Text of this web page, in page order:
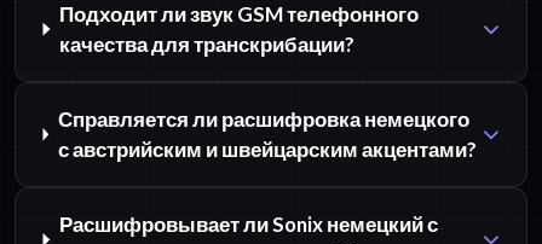
Подходит ли звук GSM телефонного
качества для транскрибации?
Справляется ли расшифровка немецкого
с австрийским и швейцарским акцентами?
Расшифровывает ли Sonix немецкий с